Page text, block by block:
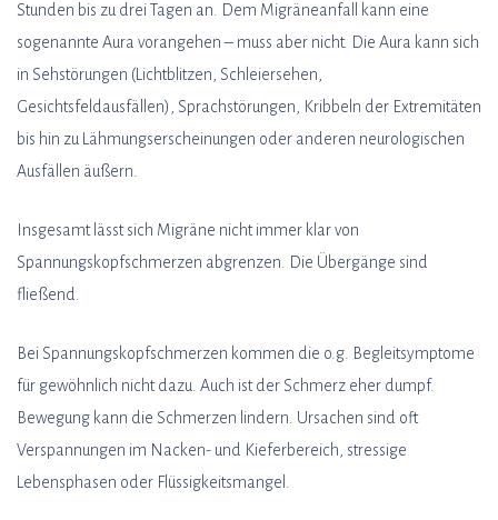
Stunden bis zu drei Tagen an. Dem Migräneanfall kann eine
sogenannte Aura vorangehen – muss aber nicht. Die Aura kann sich
in Sehstörungen (Lichtblitzen, Schleiersehen,
Gesichtsfeldausfällen), Sprachstörungen, Kribbeln der Extremitäten
bis hin zu Lähmungserscheinungen oder anderen neurologischen
Ausfällen äußern.
Insgesamt lässt sich Migräne nicht immer klar von
Spannungskopfschmerzen abgrenzen. Die Übergänge sind
fließend.
Bei Spannungskopfschmerzen kommen die o.g. Begleitsymptome
für gewöhnlich nicht dazu. Auch ist der Schmerz eher dumpf.
Bewegung kann die Schmerzen lindern. Ursachen sind oft
Verspannungen im Nacken- und Kieferbereich, stressige
Lebensphasen oder Flüssigkeitsmangel.